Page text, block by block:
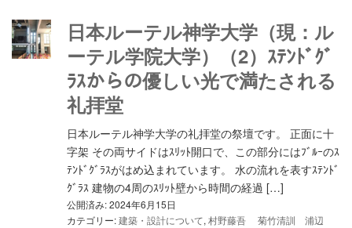
日本ルーテル神学大学（現：ル
ーテル学院大学）（2）ｽﾃﾝﾄﾞｸﾞ
ﾗｽからの優しい光で満たされる
礼拝堂
日本ルーテル神学大学の礼拝堂の祭壇です。 正面に十
字架 その両サイドはｽﾘｯﾄ開口で、この部分にはﾌﾞﾙｰのｽ
ﾃﾝﾄﾞｸﾞﾗｽがはめ込まれています。 水の流れを表すｽﾃﾝﾄﾞ
ｸﾞﾗｽ 建物の4周のｽﾘｯﾄ壁から時間の経過 […]
公開済み: 2024年6月15日
カテゴリー:建築・設計について, 村野藤吾 菊竹清訓 浦辺